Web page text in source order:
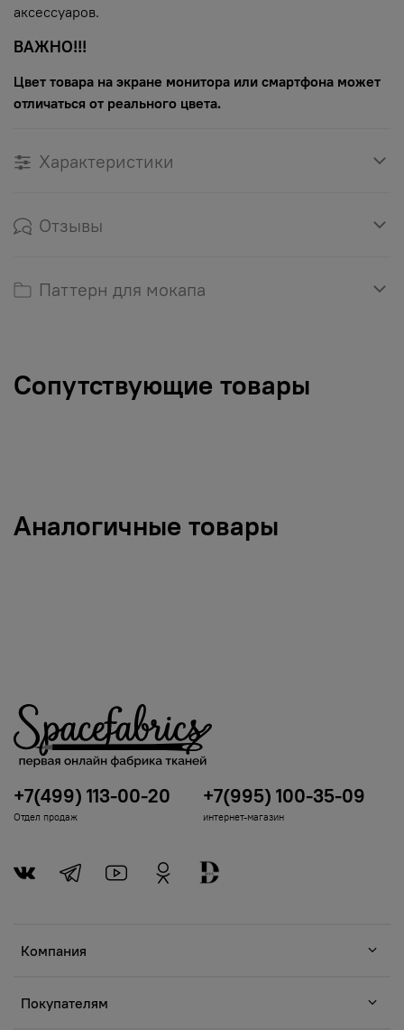
аксессуаров.
ВАЖНО!!!
Цвет товара на экране монитора или смартфона может
отличаться от реального цвета.
Характеристики
Отзывы
Паттерн для мокапа
Сопутствующие товары
Аналогичные товары
Компания
Покупателям
+7(499) 113-00-20
Отдел продаж
+7(995) 100-35-09
интернет-магазин